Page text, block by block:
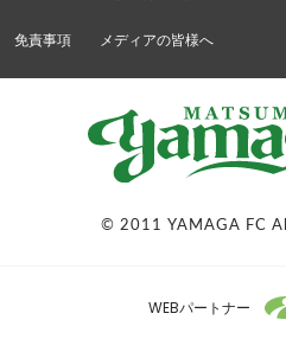
免責事項 メディアの皆様へ
© 2011 YAMAGA FC
WEBパートナー